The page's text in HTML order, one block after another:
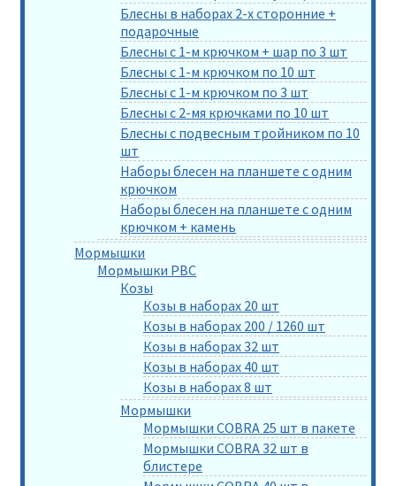
Блесны в наборах 2-х сторонние +
подарочные
Блесны с 1-м крючком + шар по 3 шт
Блесны с 1-м крючком по 10 шт
Блесны с 1-м крючком по 3 шт
Блесны с 2-мя крючками по 10 шт
Блесны с подвесным тройником по 10
шт
Наборы блесен на планшете с одним
крючком
Наборы блесен на планшете с одним
крючком + камень
Мормышки
Мормышки РВС
Козы
Козы в наборах 20 шт
Козы в наборах 200 / 1260 шт
Козы в наборах 32 шт
Козы в наборах 40 шт
Козы в наборах 8 шт
Мормышки
Мормышки COBRA 25 шт в пакете
Мормышки COBRA 32 шт в
блистере